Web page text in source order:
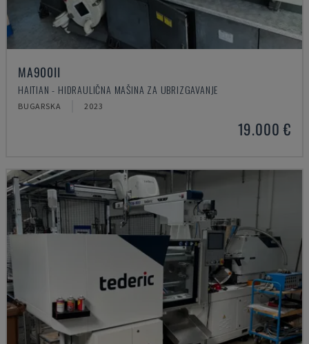
MA900ІІ
HAITIAN - HIDRAULIČNA MAŠINA ZA UBRIZGAVANJE
BUGARSKA 2023
19.000 €